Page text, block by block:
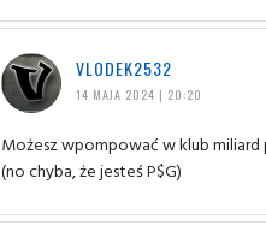
VLODEK2532
14 MAJA 2024 | 20:20
Możesz wpompować w klub
(no chyba, że jesteś P$G)